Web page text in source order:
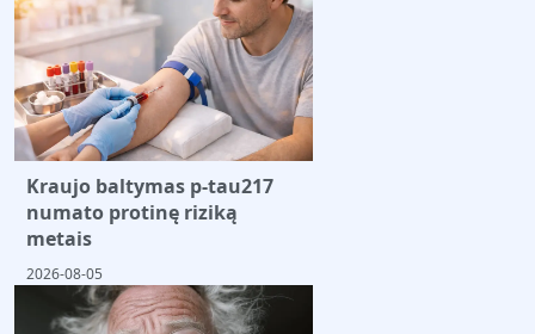
Kraujo baltymas p-tau217
numato protinę riziką
metais
2026-08-05